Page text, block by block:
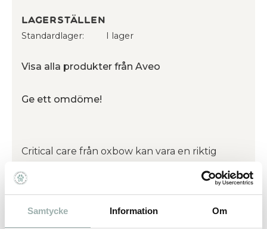
Samtycke Information Om
Lagerställen
Standardlager I lager
Visa alla produkter från Aveo
Ge ett omdöme!
Critical care från oxbow kan vara en riktig
Rekommenderas ofta av veterinärer vid
att komma igång.